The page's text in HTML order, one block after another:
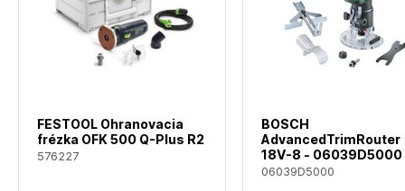
FESTOOL Ohranovacia
frézka OFK 500 Q-Plus R2
576227
BOSCH
AdvancedTrimRouter
18V-8 - 06039D5000
Horná akumulátorová
06039D5000